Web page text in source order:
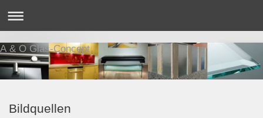
A & O Glas-Concept
Bildquellen